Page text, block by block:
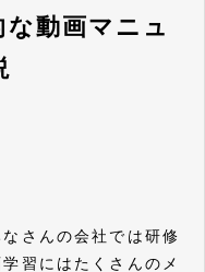
動画マニュ
さんの会社では研修
習にはたくさんのメ